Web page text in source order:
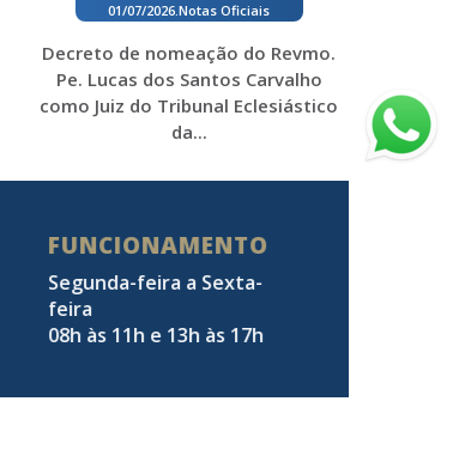
01/07/2026.Notas Oficiais
Decreto de nomeação do Revmo.
Pe. Lucas dos Santos Carvalho
como Juiz do Tribunal Eclesiástico
da...
FUNCIONAMENTO
Segunda-feira a Sexta-
feira
08h às 11h e 13h às 17h